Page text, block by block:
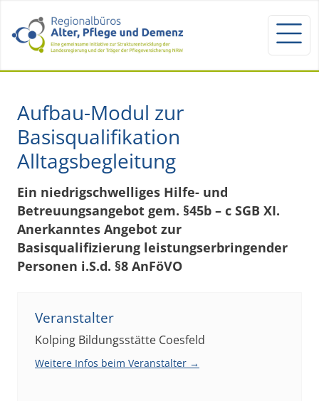
Aufbau-Modul zur
Basisqualifikation
Alltagsbegleitung
Ein niedrigschwelliges Hilfe- und
Betreuungsangebot gem. §45b – c SGB XI.
Anerkanntes Angebot zur
Basisqualifizierung leistungserbringender
Personen i.S.d. §8 AnFöVO
Veranstalter
Kolping Bildungsstätte Coesfeld
Weitere Infos beim Veranstalter →